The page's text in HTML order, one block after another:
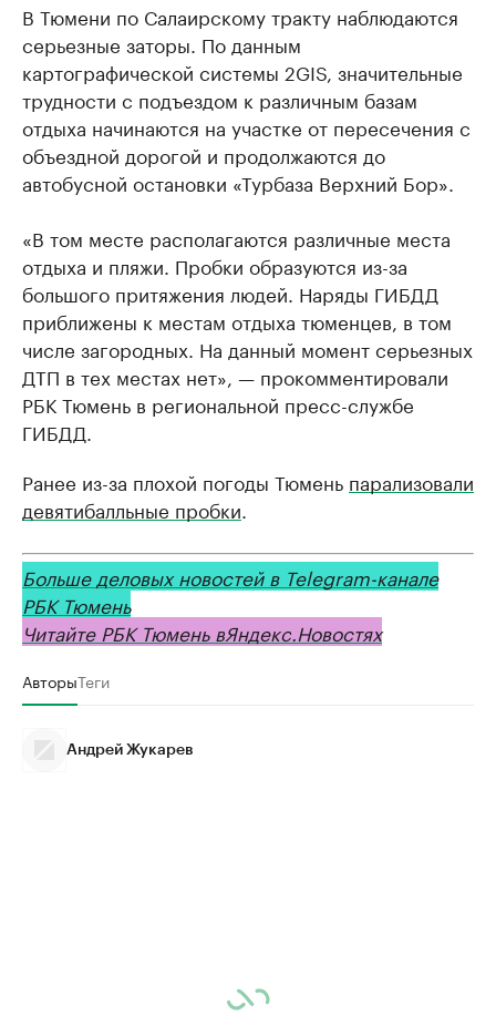
В Тюмени по Салаирскому тракту наблюдаются
серьезные заторы. По данным
картографической системы 2GIS, значительные
трудности с подъездом к различным базам
отдыха начинаются на участке от пересечения с
объездной дорогой и продолжаются до
автобусной остановки «Турбаза Верхний Бор».
«В том месте располагаются различные места
отдыха и пляжи. Пробки образуются из-за
большого притяжения людей. Наряды ГИБДД
приближены к местам отдыха тюменцев, в том
числе загородных. На данный момент серьезных
ДТП в тех местах нет», — прокомментировали
РБК Тюмень в региональной пресс-службе
ГИБДД.
Ранее из-за плохой погоды Тюмень парализовали
девятибалльные пробки.
Больше деловых новостей в Telegram-канале
РБК Тюмень
Читайте РБК Тюмень вЯндекс.Новостях
АвторыТеги
Андрей Жукарев